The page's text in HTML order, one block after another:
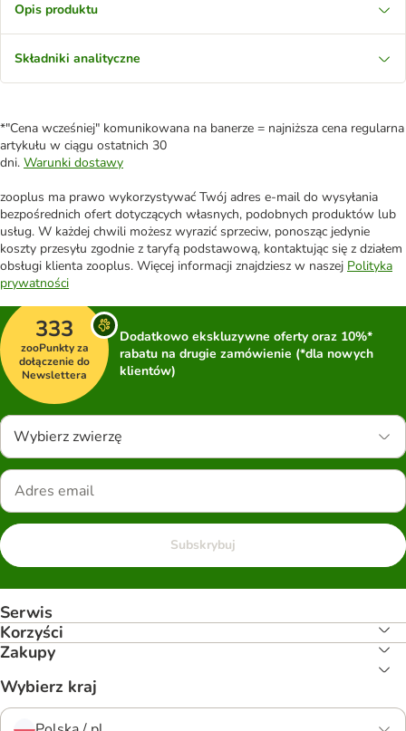
Opis produktu
Składniki analityczne
*"Cena wcześniej" komunikowana na banerze = najniższa cena regularna
artykułu w ciągu ostatnich 30
dni. Warunki dostawy
zooplus ma prawo wykorzystywać Twój adres e-mail do wysyłania
bezpośrednich ofert dotyczących własnych, podobnych produktów lub
usług. W każdej chwili możesz wyrazić sprzeciw, ponosząc jedynie
koszty przesyłu zgodnie z taryfą podstawową, kontaktując się z działem
obsługi klienta zooplus. Więcej informacji znajdziesz w naszej Polityka
prywatności
333
zooPunkty za
dołączenie do
Newslettera
Dodatkowo ekskluzywne oferty oraz 10%*
rabatu na drugie zamówienie (*dla nowych
klientów)
Wybierz zwierzę
Subskrybuj
Serwis
Korzyści
Zakupy
Wybierz kraj